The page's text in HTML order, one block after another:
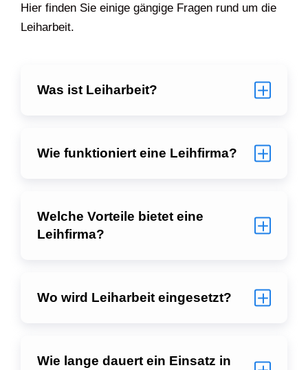
Hier finden Sie einige gängige Fragen rund um die
Leiharbeit.
Was ist Leiharbeit?
Wie funktioniert eine Leihfirma?
Welche Vorteile bietet eine
Leihfirma?
Wo wird Leiharbeit eingesetzt?
Wie lange dauert ein Einsatz in